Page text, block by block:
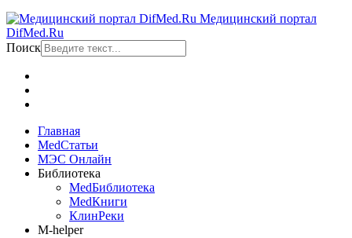
Медицинский портал
DifMed.Ru
Поиск
Главная
MedСтатьи
МЭС Онлайн
Библиотека
MedБиблиотека
MedКниги
КлинРеки
M-helper